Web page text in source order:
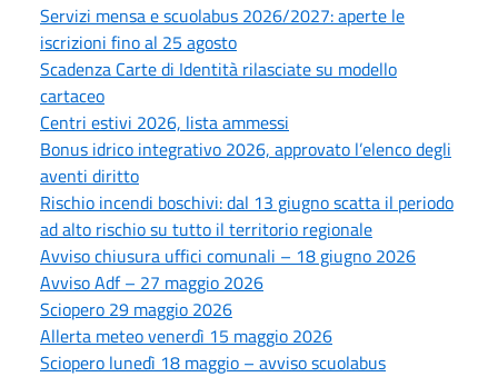
Servizi mensa e scuolabus 2026/2027: aperte le
iscrizioni fino al 25 agosto
Scadenza Carte di Identità rilasciate su modello
cartaceo
Centri estivi 2026, lista ammessi
Bonus idrico integrativo 2026, approvato l’elenco degli
aventi diritto
Rischio incendi boschivi: dal 13 giugno scatta il periodo
ad alto rischio su tutto il territorio regionale
Avviso chiusura uffici comunali – 18 giugno 2026
Avviso Adf – 27 maggio 2026
Sciopero 29 maggio 2026
Allerta meteo venerdì 15 maggio 2026
Sciopero lunedì 18 maggio – avviso scuolabus